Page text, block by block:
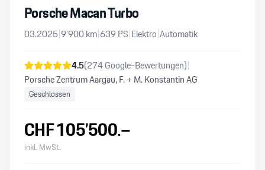
Porsche Macan Turbo
03.2025|9’900km|639 PS|Elektro|Automatik
4.5(274Google-Bewertungen)|
Porsche Zentrum Aargau, F. + M. Konstantin AG
Geschlossen
CHF105’500.–
inkl. MwSt.